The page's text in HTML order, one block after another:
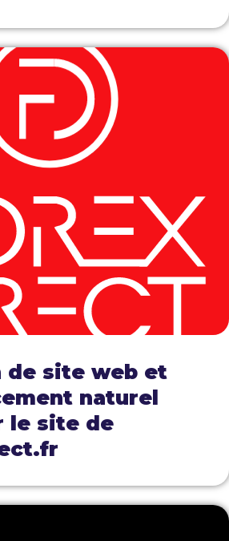
de site web et
naturel
le site de